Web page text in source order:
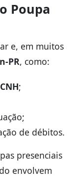
Poupa
e, em muitos
PR, como:
CNH;
de débitos.
presenciais
envolvem